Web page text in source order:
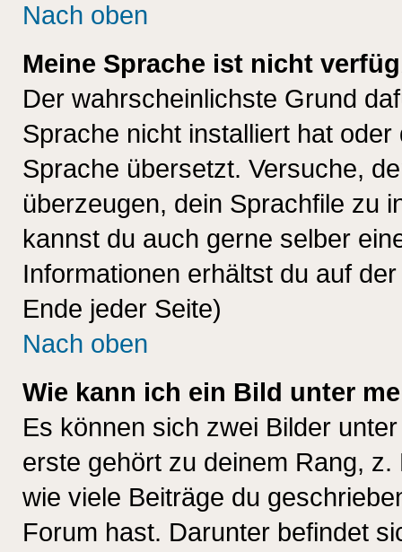
Nach oben
Meine Sprache ist nicht
Der wahrscheinlichste Grund
Sprache nicht installiert hat
Sprache übersetzt. Versuche,
überzeugen, dein Sprachfile zu
kannst du auch gerne selber
Informationen erhältst du auf
Ende jeder Seite)
Nach oben
Wie kann ich ein Bild unter
Es können sich zwei Bilder
erste gehört zu deinem Rang,
wie viele Beiträge du
Forum hast. Darunter befindet